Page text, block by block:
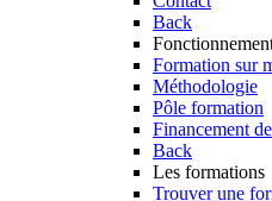
Back
Formation sur
Méthodologie
Pôle formation
Financement
Back
Les formations
Trouver une